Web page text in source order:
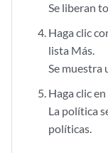
Se liberan
Haga clic
lista Más.
Se muestra
Haga clic en
La política
políticas.